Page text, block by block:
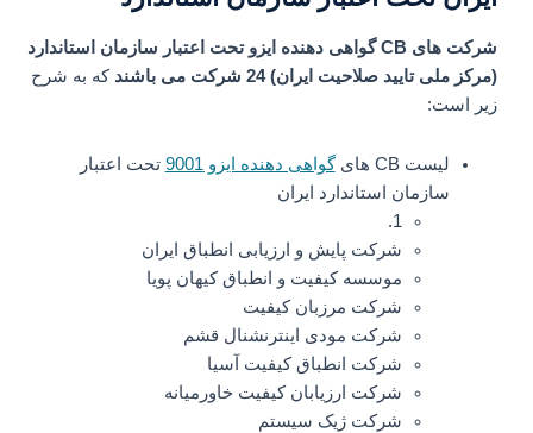
شرکت های CB گواهی دهنده ایزو تحت اعتبار سازمان استاندارد
(مرکز ملی تایید صلاحیت ایران) 24 شرکت می باشند
که به شرح
زیر است:
لیست CB های گواهی دهنده ایزو 9001
تحت اعتبار
سازمان استاندارد ایران
1.
شرکت پایش و ارزیابی انطباق ایران
موسسه کیفیت و انطباق کیهان پویا
شرکت مرزبان کیفیت
شرکت مودی اینترنشنال قشم
شرکت انطباق کیفیت آسیا
شرکت ارزیابان کیفیت خاورمیانه
شرکت ژیک سیستم